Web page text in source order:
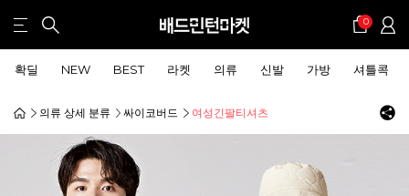
0
확딜 NEW BEST 라켓 의류 신발 가방 셔틀콕
의류 상세 분류 싸이코버드 여성긴팔티셔츠